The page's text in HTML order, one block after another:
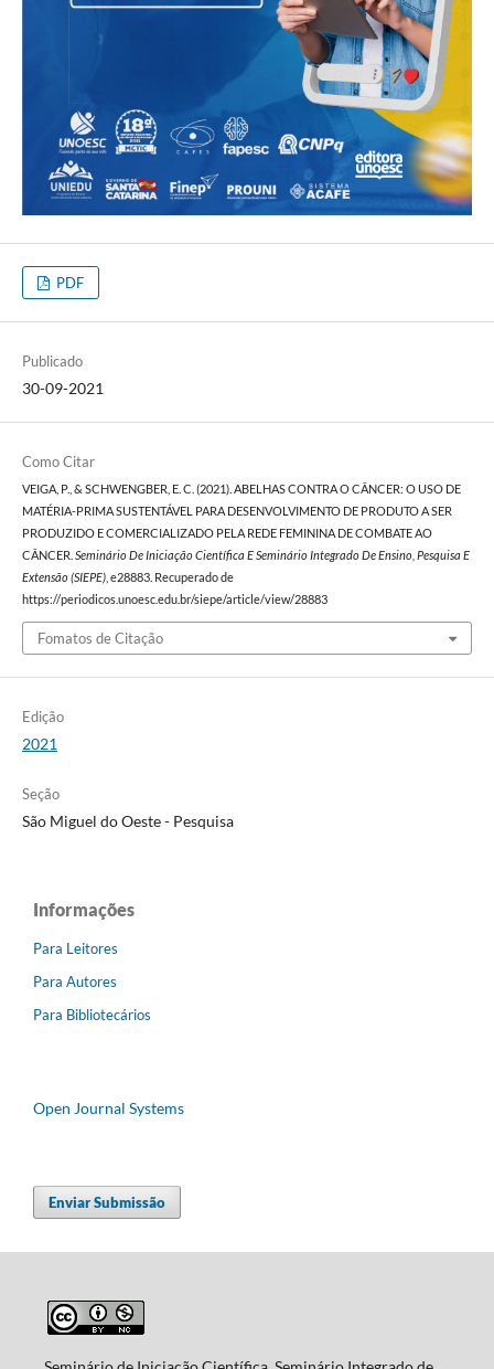
PDF
Publicado
30-09-2021
Como Citar
VEIGA, P., & SCHWENGBER, E. C. (2021). ABELHAS CONTRA O CÂNCER: O USO DE
MATÉRIA-PRIMA SUSTENTÁVEL PARA DESENVOLVIMENTO DE PRODUTO A SER
PRODUZIDO E COMERCIALIZADO PELA REDE FEMININA DE COMBATE AO
CÂNCER. Seminário De Iniciação Científica E Seminário Integrado De Ensino, Pesquisa E
Extensão (SIEPE), e28883. Recuperado de
https://periodicos.unoesc.edu.br/siepe/article/view/28883
Fomatos de Citação
Edição
2021
Seção
São Miguel do Oeste - Pesquisa
Informações
Para Leitores
Para Autores
Para Bibliotecários
Open Journal Systems
Enviar Submissão